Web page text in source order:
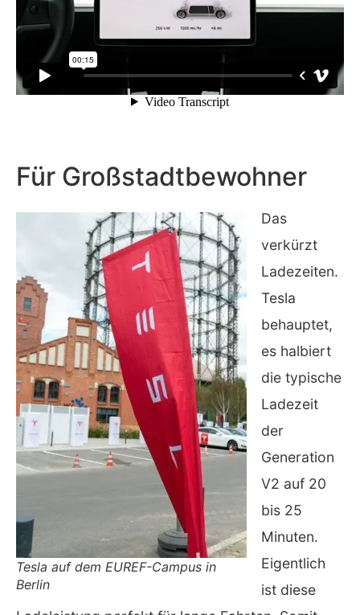
Für Großstadtbewohner
Tesla auf dem EUREF-Campus in
Berlin
Das
verkürzt
Ladezeiten.
Tesla
behauptet,
es halbiert
die typische
Ladezeit
der
Generation
V2 auf 20
bis 25
Minuten.
Eigentlich
ist diese